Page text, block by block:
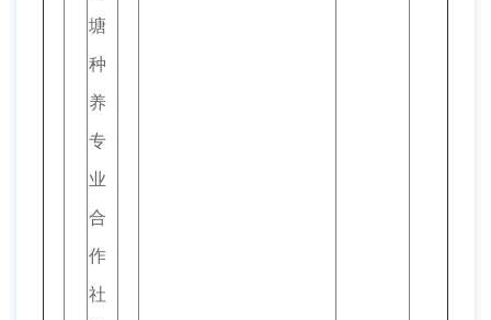
塘
种
养
专
业
合
作
社